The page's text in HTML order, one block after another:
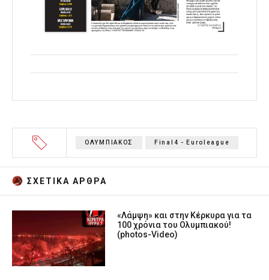
ΟΛΥΜΠΙΑΚΟΣ Final4 - Euroleague
ΣΧΕΤΙΚA AΡΘΡΑ
«Λάμψη» και στην Κέρκυρα για τα
100 χρόνια του Ολυμπιακού!
(photos-Video)